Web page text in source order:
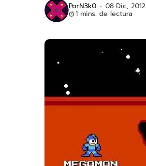
PorN3k0 08 Dic, 2012
1 mins. de lectura